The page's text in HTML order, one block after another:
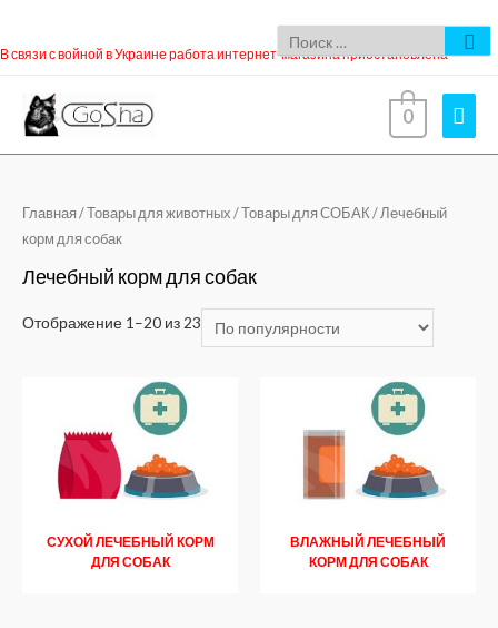
В связи с войной в Украине работа интернет-магазина приостановлена
0
Главная /Товары для животных /Товары для СОБАК / Лечебный
корм для собак
Лечебный корм для собак
Отображение 1–20 из 23
СУХОЙ ЛЕЧЕБНЫЙ КОРМ
ДЛЯ СОБАК
ВЛАЖНЫЙ ЛЕЧЕБНЫЙ
КОРМ ДЛЯ СОБАК